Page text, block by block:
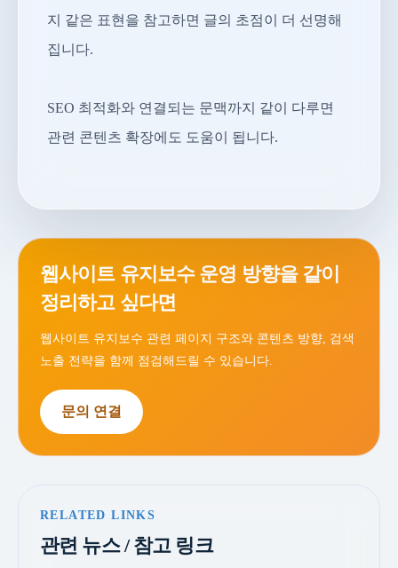
지 같은 표현을 참고하면 글의 초점이 더 선명해
집니다.
SEO 최적화와 연결되는 문맥까지 같이 다루면
관련 콘텐츠 확장에도 도움이 됩니다.
웹사이트 유지보수 운영 방향을 같이
정리하고 싶다면
웹사이트 유지보수 관련 페이지 구조와 콘텐츠 방향, 검색
노출 전략을 함께 점검해드릴 수 있습니다.
문의 연결
RELATED LINKS
관련 뉴스 / 참고 링크